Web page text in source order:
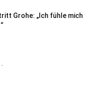
Grohe: „Ich fühle mich
-